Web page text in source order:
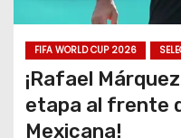
FIFA WORLD CUP 2026
¡Rafael
etapa al frente
Mexicana!